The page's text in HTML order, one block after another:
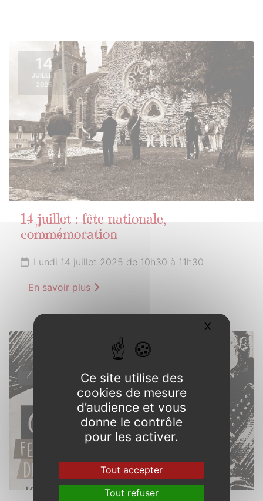
14
JUILLET
2025
14 juillet : fête nationale,
commémoration
Lundi 14 juillet 2025 de 10h30 à 11h30
En savoir plus
Ce site utilise des
cookies de mesure
d’audience et vous
donne le contrôle
pour les activer.
Tout accepter
Tout refuser
X Masquer